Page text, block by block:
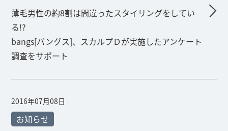
薄毛男性の約8割は間違ったスタイリングをしてい
る!?
bangs[バングス]、スカルプＤが実施したアンケート
調査をサポート
2016年07月08日
お知らせ